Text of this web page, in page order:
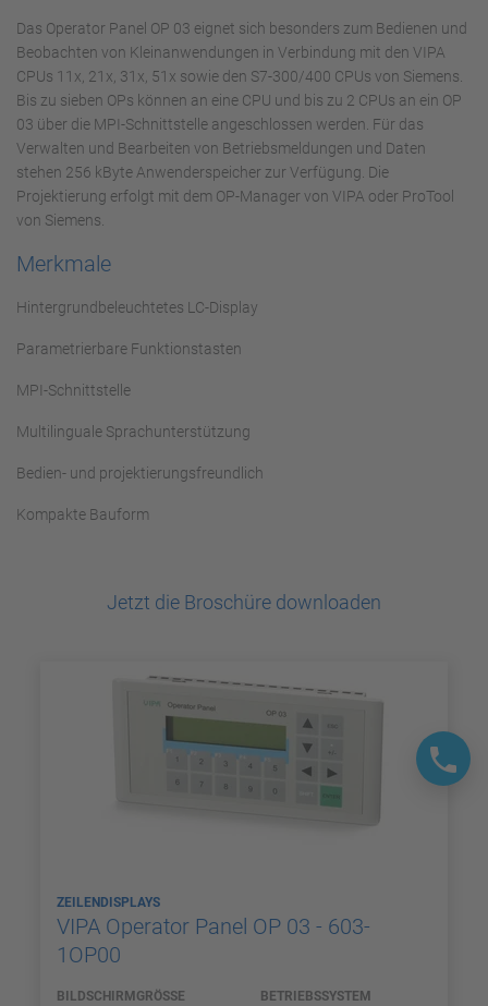
Das Operator Panel OP 03 eignet sich besonders zum Bedienen und
Beobachten von Kleinanwendungen in Verbindung mit den VIPA
CPUs 11x, 21x, 31x, 51x sowie den S7-300/400 CPUs von Siemens.
Bis zu sieben OPs können an eine CPU und bis zu 2 CPUs an ein OP
03 über die MPI-Schnittstelle angeschlossen werden. Für das
Verwalten und Bearbeiten von Betriebsmeldungen und Daten
stehen 256 kByte Anwenderspeicher zur Verfügung. Die
Projektierung erfolgt mit dem OP-Manager von VIPA oder ProTool
von Siemens.
Merkmale
Hintergrundbeleuchtetes LC-Display
Parametrierbare Funktionstasten
MPI-Schnittstelle
Multilinguale Sprachunterstützung
Bedien- und projektierungsfreundlich
Kompakte Bauform
Jetzt die Broschüre downloaden
ZEILENDISPLAYS
VIPA Operator Panel OP 03 - 603-
1OP00
BILDSCHIRMGRÖSSE BETRIEBSSYSTEM